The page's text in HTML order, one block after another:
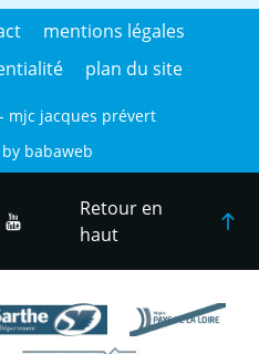
mentions légales
plan du site
mjc jacques prévert
babaweb
Retour en
haut